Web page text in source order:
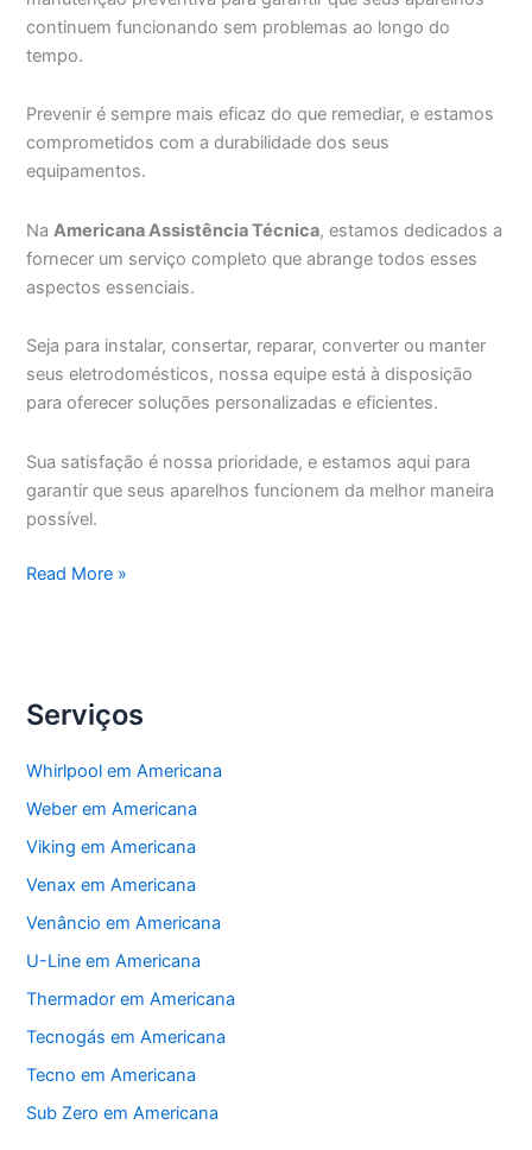
continuem funcionando sem problemas ao longo do
tempo.
Prevenir é sempre mais eficaz do que remediar, e estamos
comprometidos com a durabilidade dos seus
equipamentos.
NaAmericana Assistência Técnica, estamos dedicados a
fornecer um serviço completo que abrange todos esses
aspectos essenciais.
Seja para instalar, consertar, reparar, converter ou manter
seus eletrodomésticos, nossa equipe está à disposição
para oferecer soluções personalizadas e eficientes.
Sua satisfação é nossa prioridade, e estamos aqui para
garantir que seus aparelhos funcionem da melhor maneira
possível.
Americana
Read More »
Serviços
Whirlpool em Americana
Weber em Americana
Viking em Americana
Venax em Americana
Venâncio em Americana
U-Line em Americana
Thermador em Americana
Tecnogás em Americana
Tecno em Americana
Sub Zero em Americana